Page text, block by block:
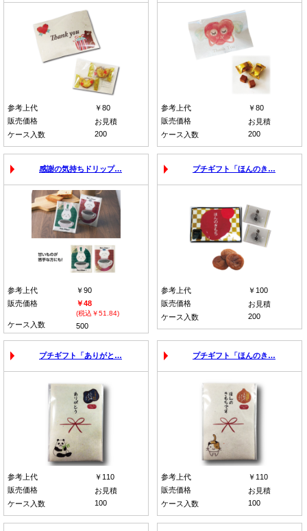
参考上代
￥80
販売価格
お見積
ケース入数
200
参考上代
￥80
販売価格
お見積
ケース入数
200
感謝の気持ちドリップ…
参考上代
￥90
販売価格
￥48
(税込￥51.84)
ケース入数 500
プチギフト「ほんのき…
参考上代
￥100
販売価格
お見積
ケース入数
200
プチギフト「ありがと…
参考上代
￥110
販売価格
お見積
ケース入数
100
プチギフト「ほんのき…
参考上代
￥110
販売価格
お見積
ケース入数
100